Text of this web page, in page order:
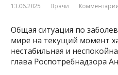
13.06.2025 Врачи
Общая ситуация по
мире на текущий момент
нестабильная и
глава Роспотребнадзора